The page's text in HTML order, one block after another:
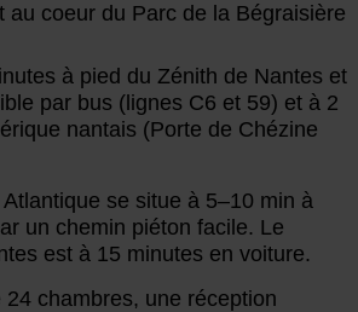
au coeur du Parc de la Bégraisière
à pied du Zénith de Nantes et
par bus (lignes C6 et 59) et à 2
nantais (Porte de Chézine
se situe à 5–10 min à
un chemin piéton facile. Le
est à 15 minutes en voiture.
24 chambres, une réception